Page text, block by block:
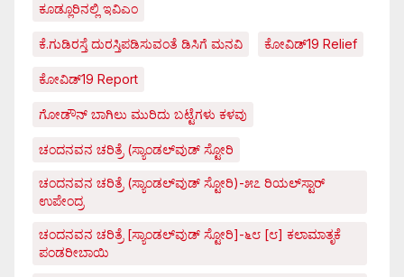
ಕೂಡ್ಲೂರಿನಲ್ಲಿ ಇವಿಎಂ
ಕೆ.ಗುಡಿರಸ್ತೆ ದುರಸ್ತಿಪಡಿಸುವಂತೆ ಡಿಸಿಗೆ ಮನವಿ ಕೋವಿಡ್‌19 Relief
ಕೋವಿಡ್‌19 Report
ಗೋಡೌನ್ ಬಾಗಿಲು ಮುರಿದು ಬಟ್ಟೆಗಳು ಕಳವು
ಚಂದನವನ ಚರಿತ್ರೆ (ಸ್ಯಾಂಡಲ್‌ವುಡ್ ಸ್ಟೋರಿ
ಚಂದನವನ ಚರಿತ್ರೆ (ಸ್ಯಾಂಡಲ್‌ವುಡ್ ಸ್ಟೋರಿ)-೫೭ ರಿಯಲ್‌ಸ್ಟಾರ್
ಉಪೇಂದ್ರ
ಚಂದನವನ ಚರಿತ್ರೆ [ಸ್ಯಾಂಡಲ್‌ವುಡ್ ಸ್ಟೋರಿ]-೬೮ [೮] ಕಲಾಮಾತೃಕೆ
ಪಂಡರೀಬಾಯಿ